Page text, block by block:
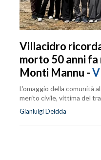
Villacidro
morto 50 anni fa
Monti Mannu -
L’omaggio della comunità
merito civile, vittima del
Gianluigi Deidda